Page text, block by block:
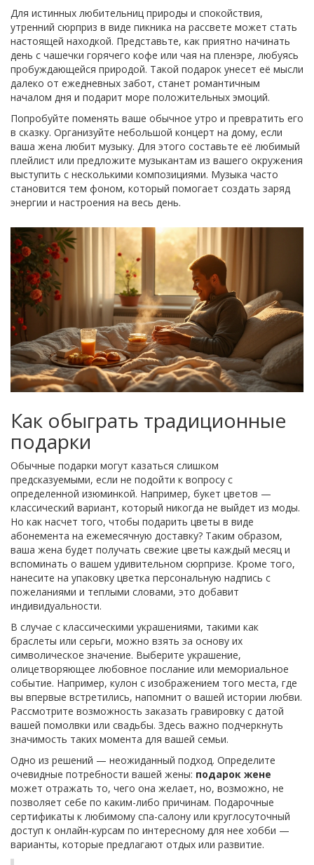
Для истинных любительниц природы и спокойствия,
утренний сюрприз в виде пикника на рассвете может стать
настоящей находкой. Представьте, как приятно начинать
день с чашечки горячего кофе или чая на пленэре, любуясь
пробуждающейся природой. Такой подарок унесет её мысли
далеко от ежедневных забот, станет романтичным
началом дня и подарит море положительных эмоций.
Попробуйте поменять ваше обычное утро и превратить его
в сказку. Организуйте небольшой концерт на дому, если
ваша жена любит музыку. Для этого составьте её любимый
плейлист или предложите музыкантам из вашего окружения
выступить с несколькими композициями. Музыка часто
становится тем фоном, который помогает создать заряд
энергии и настроения на весь день.
Как обыграть традиционные
подарки
Обычные подарки могут казаться слишком
предсказуемыми, если не подойти к вопросу с
определенной изюминкой. Например, букет цветов —
классический вариант, который никогда не выйдет из моды.
Но как насчет того, чтобы подарить цветы в виде
абонемента на ежемесячную доставку? Таким образом,
ваша жена будет получать свежие цветы каждый месяц и
вспоминать о вашем удивительном сюрпризе. Кроме того,
нанесите на упаковку цветка персональную надпись с
пожеланиями и теплыми словами, это добавит
индивидуальности.
В случае с классическими украшениями, такими как
браслеты или серьги, можно взять за основу их
символическое значение. Выберите украшение,
олицетворяющее любовное послание или мемориальное
событие. Например, кулон с изображением того места, где
вы впервые встретились, напомнит о вашей истории любви.
Рассмотрите возможность заказать гравировку с датой
вашей помолвки или свадьбы. Здесь важно подчеркнуть
значимость таких момента для вашей семьи.
Одно из решений — неожиданный подход. Определите
очевидные потребности вашей жены: подарок жене
может отражать то, чего она желает, но, возможно, не
позволяет себе по каким-либо причинам. Подарочные
сертификаты к любимому спа-салону или круглосуточный
доступ к онлайн-курсам по интересному для нее хобби —
варианты, которые предлагают отдых или развитие.